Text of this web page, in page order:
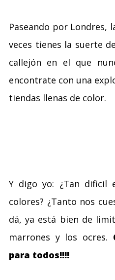
Paseando por Londres,
veces tienes la suerte
callejón en el que
encontrate con una
tiendas llenas de color.
Y digo yo: ¿Tan dificil
colores? ¿Tanto nos
dá, ya está bien de
marrones y los ocres.
para todos!!!!